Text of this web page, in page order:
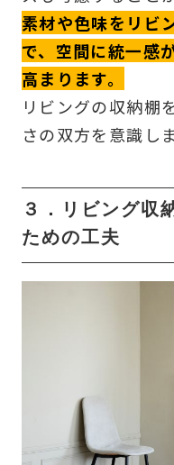
素材や色味をリビ
で、空間に統一感
高まります。
リビングの収納棚
さの双方を意識し
３．リビング収
ための工夫